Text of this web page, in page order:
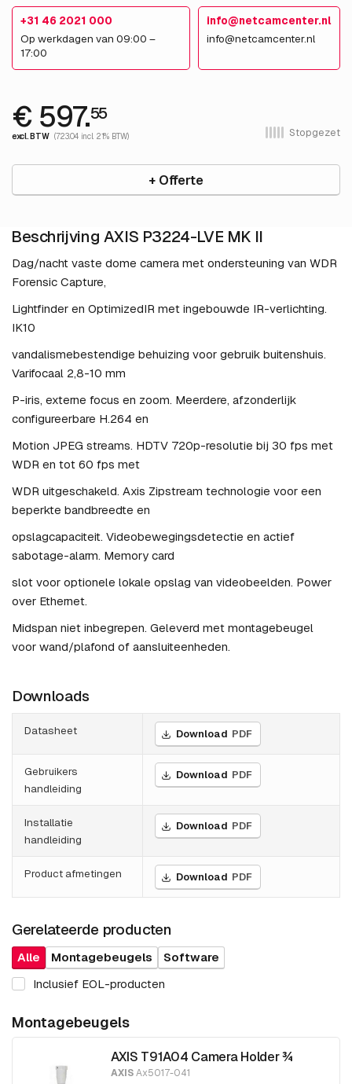
+31 46 2021 000
Op werkdagen van 09:00 –
17:00
info@netcamcenter.nl
info@netcamcenter.nl
€ 597.55
excl. BTW (723.04 incl. 21% BTW) Stopgezet
+ Offerte
Beschrijving AXIS P3224-LVE MK II
Dag/nacht vaste dome camera met ondersteuning van WDR
Forensic Capture,
Lightfinder en OptimizedIR met ingebouwde IR-verlichting.
IK10
vandalismebestendige behuizing voor gebruik buitenshuis.
Varifocaal 2,8-10 mm
P-iris, externe focus en zoom. Meerdere, afzonderlijk
configureerbare H.264 en
Motion JPEG streams. HDTV 720p-resolutie bij 30 fps met
WDR en tot 60 fps met
WDR uitgeschakeld. Axis Zipstream technologie voor een
beperkte bandbreedte en
opslagcapaciteit. Videobewegingsdetectie en actief
sabotage-alarm. Memory card
slot voor optionele lokale opslag van videobeelden. Power
over Ethernet.
Midspan niet inbegrepen. Geleverd met montagebeugel
voor wand/plafond of aansluiteenheden.
Downloads
Datasheet Download PDF
Gebruikers
handleiding
Download PDF
Installatie
handleiding
Download PDF
Product afmetingen Download PDF
Gerelateerde producten
Alle Montagebeugels
Software
Inclusief EOL-producten
Montagebeugels
AXIS T91A04 Camera Holder ¾
AXISAx5017-041